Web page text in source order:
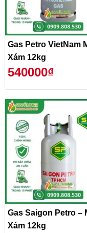
Gas Petro VietNam
Xám 12kg
540000₫
Gas Saigon Petro –
Xám 12kg